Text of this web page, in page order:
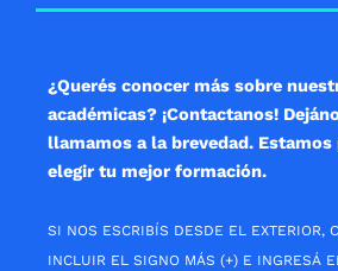
¿Querés conocer más sobre
académicas? ¡Contactanos!
llamamos a la brevedad. Estamos
elegir tu mejor formación.
SI NOS ESCRIBÍS DESDE EL EXTERIOR,
INCLUIR EL SIGNO MÁS (+) E INGRESÁ